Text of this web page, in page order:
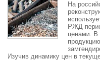
На
РЖД
ценами. В
Изучив динамику цен в